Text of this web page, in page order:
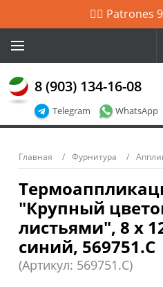
🙋‍♀️ Patrones
Telegram WhatsApp
8 (903) 134-16-08
Главная Фурнитура
"Крупный
листьями", 8 х
синий, 569751.C
(Артикул: 569751.C)